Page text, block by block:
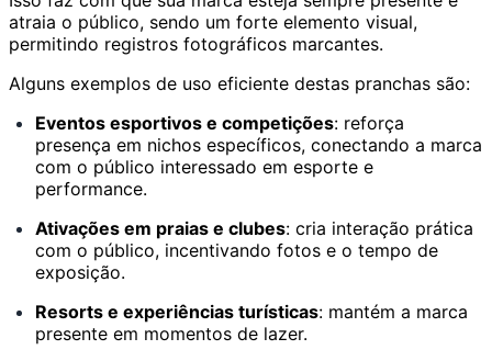
atraia o público, sendo um forte elemento visual,
permitindo registros fotográficos marcantes.
Alguns exemplos de uso eficiente destas pranchas são:
Eventos esportivos e competições: reforça
presença em nichos específicos, conectando a marca
com o público interessado em esporte e
performance.
Ativações em praias e clubes: cria interação prática
com o público, incentivando fotos e o tempo de
exposição.
Resorts e experiências turísticas: mantém a marca
presente em momentos de lazer.